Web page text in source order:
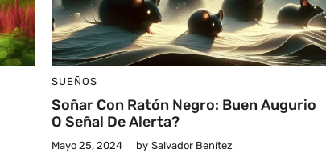
SUEÑOS
Soñar Con Ratón Negro: Buen Augurio
O Señal De Alerta?
Mayo 25, 2024 by Salvador Benítez